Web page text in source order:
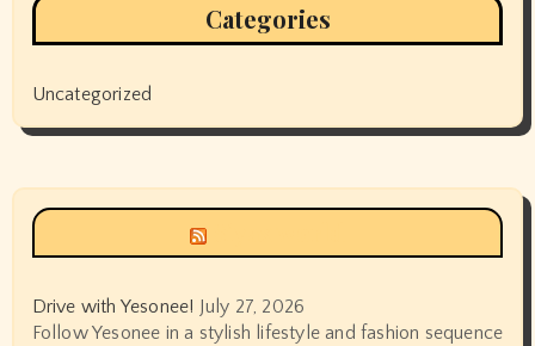
Categories
Uncategorized
Drive with Yesonee! July 27, 2026
Follow Yesonee in a stylish lifestyle and fashion sequence